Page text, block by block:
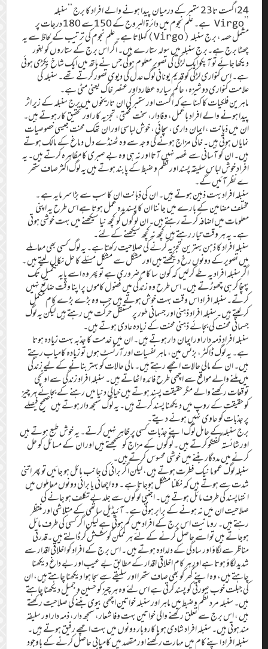
24 اگست تا23 ستمبر کے درمیان پیدا ہونے والے افراد کا برج ‘‘سنبلہ
’’Virgo ہے۔ علم نجوم میں دائرۃ البروج کے 150 سے 180 درجات پر
مشمل حصہ، برج سنبلہ (Virgo) کہلاتا ہے۔ علم نجوم کی ترتیب کے لحاظ سے یہ
چھٹا برج ہے۔برج سنبلہ میں سولہ ستارے ہیں۔ اگر اس برج کے ستاروں کو بغور
دیکھا جائے تو آپکو ایک لڑکی کی تصویر معلوم ہوگی جس نے ہاتھ میں ایک شاخ پکڑی ہوئی
ہے۔ اس کنواری لڑکی کو قدیم یونانی لوگ عدل کی دیوی تصور کرتے تھے۔ سنبلہ کی
علامت کنواری دوشیزہ، حاکم سیارہ عطارد اور عنصر خاک یعنی مٹی ہے۔
ماہرین فلکیات کا کہنا ہےکہ اگست اور ستمبر کی ان تاریخوں میں برج سنبلہ کے زیر اثر
پیدا ہونے والے افراد باعمل، وفادار، سخت محنتی، تجزیہ کار اور تحقیق کار ہوتے ہیں۔
ان میں ذہانت ، ایمان داری، سچائی ، خوش لباسی اور ان تھک محنت جیسی خصوصیات
نمایاں ہوتی ہیں۔ خاکی مزاج ہونے کی وجہ سے وہ ٹھنڈے دل دماغ کے مالک ہوتے
ہیں۔ ان کو آسانی سے غصہ نہیں آتا اور نہ ہی وہ بے صبری کا مظاہرہ کرتے ہیں۔ یہ
افراد خوش لباس سلیقہ پسند اور نظم و ضبط کے پابند ہوتے ہیں یہ لوگ اکثر صاف ستھر
ے نظر آئیں گے۔
سنبلہ افراد بہت ذہین ہوتے ہیں۔ ان کی ذہانت ان کا سب سے بڑا سر مایہ ہے ۔
مختلف مضامین کے بارے میں جاننا ان کا پسندیدہ عمل ہوتا ہے اس طرح یہ اپنی
معلومات میں اضافہ کرتے رہتے ہیں۔ ان لوگوں کو کچھ نیا سیکھنے میں بہت خوشی ہوتی
ہے۔ یہ ہر وقت تیار رہتے ہیں کچھ نہ کچھ سیکھنے کے لئے۔
سنبلہ افراد کا ذہن بہترین تجزیہ کرنے کی صلاحیت رکھتا ہے۔ یہ لوگ کسی بھی معاملے
میں تصویر کے دونوں رخ دیکھتے ہیں اور مشکل سے مشکل مسئلے کا حل نکال لیتے ہیں ۔
اگر سنبلہ افراد یہ طے کرلیں کہ کون سا کام ضروری ہے تو پھر وہ اسے پایہ تکمیل تک
پہنچا کر ہی چھوڑتے ہیں۔ اس طرح وہ زندگی میں فضول کاموں پر اپنا وقت ضائع نہیں
کرتے۔سنبلہ افراد اس وقت بہت خوش ہوتے ہیں جب وہ بڑے بڑے کام مکمل
کرلیتے ہیں۔سنبلہ افراد ذہنی اور جسمانی طور پر مستقل حرکت میں رہتے ہیں لیکن یہ لوگ
جسمانی محنت کی بجائے ذہنی محنت کے زیادہ عادی ہوتے ہیں۔
سنبلہ افراد ذمہ دار اور ایمان دار ہوتے ہیں۔ ان میں خدمت کا جذبہ بہت زیادہ ہوتا
ہے۔ یہ لوگ ڈاکٹر، بزنس مین، ماہر نفسیات اور آرٹسٹ ہوں تو زیادہ کامیاب رہتے
ہیں۔ ان کے مالی حالات اچھے رہتے ہیں۔ مالی حالات کو بہتر بنانے کے لیے زندگی
میں ملنے والے مواقع سے اچھی طرح فائدہ اٹھاتے ہیں۔ سنبلہ افراد زندگی سے اونچی
توقعات رکھنے والے مگر حقیقت پسند ہوتے ہیں خیالی دنیا میں رہنے کے بجائے ہر چیز
کو حقیقت کے روپ میں دیکھنا پسند کرتے ہیں۔ یہ لوگ سمجھ دار ہوتے ہیں صحیح فیصلے
پر جذبات کو حاوی نہیں ہونے دیتے۔
برج سنبلہ کے حامل لوگ اپنے جذبات کسی پر ظاہر نہیں کرتے۔ یہ خوش طبع ہوتے ہیں
اور شائستہ گفتگو کرتے ہیں ۔ لوگوں کے مزاج کو سمجھتے ہیں اور ان کے مسائل کو حل
کرنے میں مددگار بننے میں خوشی محسوس کرتے ہیں۔
سنبلہ لوگ عموما نیک فطرت ہوتے ہیں، لیکن اگر برائی کی جانب مائل ہو جائیں تو پھر اتنی
شدت سے ہوتے ہیں کہ نکلنا مشکل ہوجاتا ہے ۔ وہ اچھائی یا برائی دونوں معاملوں میں
انتہاپسند کی طرف مائل ہوتے ہیں۔ اجنبی لوگوں سے جلد بے تکلف ہو جانے کی
صلاحیت ان میں نہ ہونے کے برابر ہوتی ہے۔ آئیڈیل ساتھی کے متلا شی اور منتظر
رہتے ہیں۔ رومانیت اس برج کے افراد میں کم ہوتی ہے لیکن اگر کسی کی طرف مائل
ہوجاتے ہیں تو اسے حاصل کرنے کے لئے ہر ممکن کوشش کر ڈالتے ہیں ۔قدرتی
مناظر سے لگاؤ اور سادگی کے دلدادہ ہوتے ہیں ۔ اس برج کے افراد کو اخلاقی اقدار سے
شدید لگاؤ ہوتا ہے اور ہر کام اخلاقی اقدار کے مطابق بے عیب اور بے داغ دیکھنا
چاہتے ہیں، وہ اپنے گھر کو بھی صاف ستھرا اور سلیقے سے سجا ہوا دیکھنا چاہتے ہیں، ان
کی جبلت خوب صورتی کو پسند کرتی ہے اس لئے وہ ہر چیز کو حسین و جمیل دیکھنا چاہتے
ہیں۔ سنبلہ مرد نظم وضبط میں ماہر اور سنبلہ خواتین اچھی بیوی بننے کی صلاحیت رکھتے
ہیں ، اس برج سے تعلق رکھنے والی خواتین بہت وفا شعار، سمجھ دار، ذمہ دار اور سلیقہ
مند ہوتی ہیں۔ سنبلہ افراد شادی ہو یا کاروبار دونوں میں بہت اچھے رفیق ہوتے ہیں۔
سنبلہ افراد اپنے کام میں مہارت رکھنے اور مقصد میں کامیابی حاصل کرنے کے باوجود